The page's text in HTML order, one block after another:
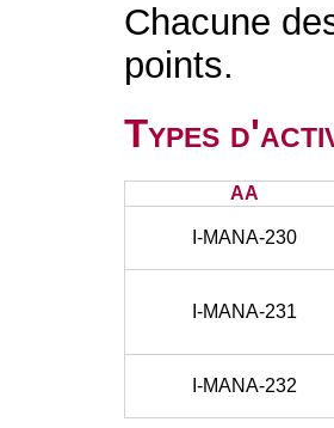
Chacune
points.
Types
AA
I-MANA-230
I-MANA-231
I-MANA-232